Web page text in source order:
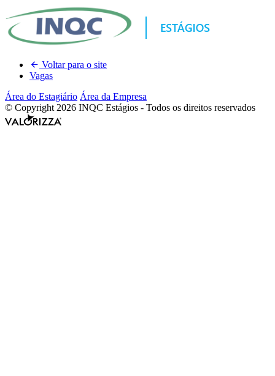
Voltar para o site
Vagas
Área do Estagiário Área da Empresa
© Copyright 2026 INQC Estágios - Todos os direitos reservados
Valorizza
Desenvolvimento